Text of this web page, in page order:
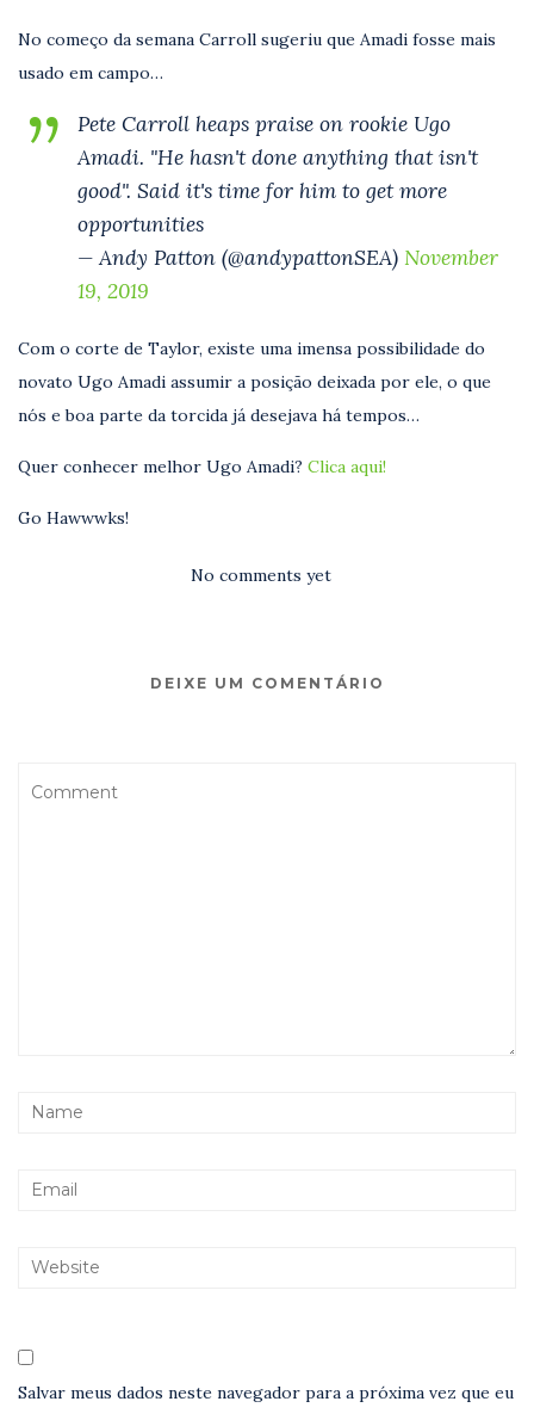
No começo da semana Carroll sugeriu que Amadi fosse mais
usado em campo…
Pete Carroll heaps praise on rookie Ugo
Amadi. "He hasn't done anything that isn't
good". Said it's time for him to get more
opportunities
— Andy Patton (@andypattonSEA) November
19, 2019
Com o corte de Taylor, existe uma imensa possibilidade do
novato Ugo Amadi assumir a posição deixada por ele, o que
nós e boa parte da torcida já desejava há tempos…
Quer conhecer melhor Ugo Amadi? Clica aqui!
Go Hawwwks!
No comments yet
DEIXE UM COMENTÁRIO
Salvar meus dados neste navegador para a próxima vez que eu